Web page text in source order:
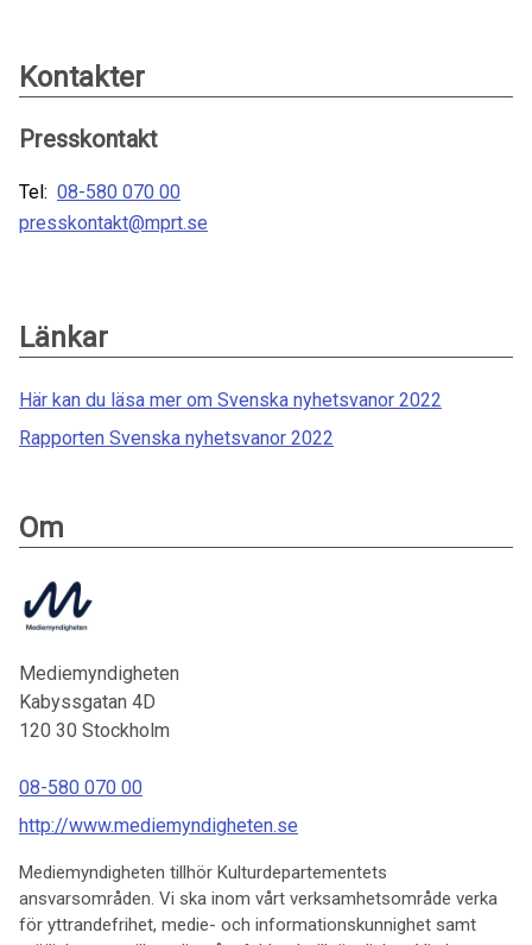
Kontakter
Presskontakt
Tel: 08-580 070 00
presskontakt@mprt.se
Länkar
Här kan du läsa mer om Svenska nyhetsvanor 2022
Rapporten Svenska nyhetsvanor 2022
Om
Mediemyndigheten
Kabyssgatan 4D
120 30 Stockholm
08-580 070 00
http://www.mediemyndigheten.se
Mediemyndigheten tillhör Kulturdepartementets
ansvarsområden. Vi ska inom vårt verksamhetsområde verka
för yttrandefrihet, medie- och informationskunnighet samt